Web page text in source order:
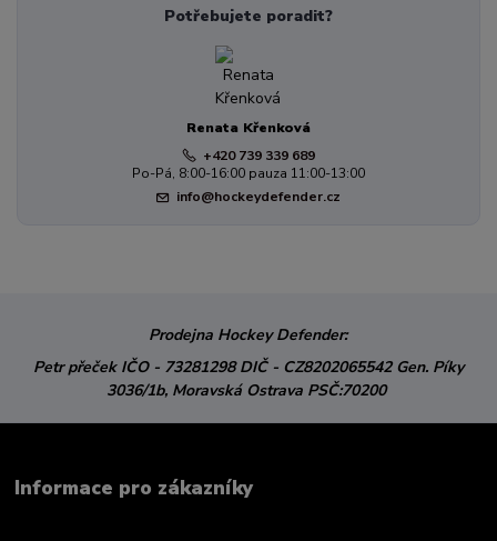
Potřebujete poradit?
Renata Křenková
+420 739 339 689
Po-Pá, 8:00-16:00 pauza 11:00-13:00
info@hockeydefender.cz
Prodejna Hockey Defender:
Petr přeček IČO - 73281298DIČ - CZ8202065542 Gen. Píky
3036/1b, Moravská Ostrava PSČ:70200
Informace pro zákazníky